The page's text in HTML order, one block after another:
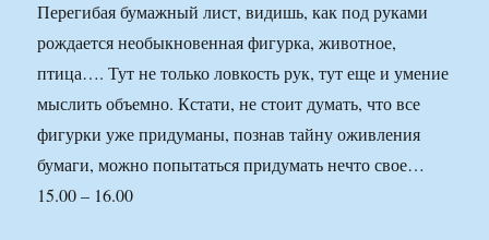
Перегибая бумажный лист, видишь, как под руками
рождается необыкновенная фигурка, животное,
птица…. Тут не только ловкость рук, тут еще и умение
мыслить объемно. Кстати, не стоит думать, что все
фигурки уже придуманы, познав тайну оживления
бумаги, можно попытаться придумать нечто свое…
15.00 – 16.00